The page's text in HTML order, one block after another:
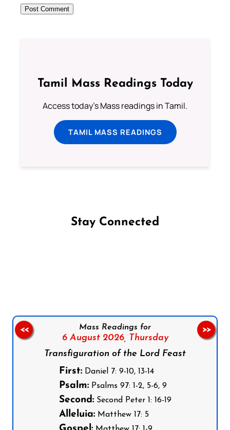
Tamil Mass Readings Today
Access today's Mass readings in Tamil.
TAMIL MASS READINGS
Stay Connected
Mass Readings for
6 August 2026, Thursday
Transfiguration of the Lord Feast
First:Daniel 7: 9-10, 13-14
Psalm:Psalms 97: 1-2, 5-6, 9
Second:Second Peter 1: 16-19
Alleluia:Matthew 17: 5
<< >>